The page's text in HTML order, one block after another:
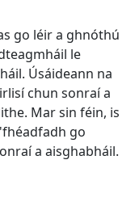
go léir a ghnóthú
le
Úsáideann na
chun sonraí a
Mar sin féin, is
go
a aisghabháil.